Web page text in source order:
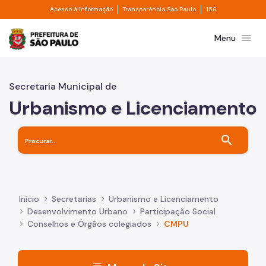
Pular para o Conteúdo principal
Acesso à informação Divisor de acesso à informação
Transparência São Paulo Divisor de
156
Prefeitura de São PauloMenu menu
Secretaria Municipal de
Urbanismo e Licenciamento
search
Início Secretarias
Urbanismo e Licenciamento
Desenvolvimento Urbano
Participação Social
Conselhos e Órgãos colegiados
CMPU